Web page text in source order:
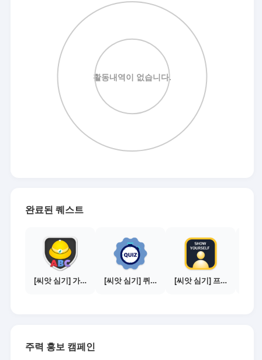
완료된 퀘스트
[씨앗 심기] 가이드보기 - 매체별 활동 가이드 [씨앗 심기] 퀴즈 참여하기 [씨앗 심기] 프로필 사진 등록하기
주력 홍보 캠페인